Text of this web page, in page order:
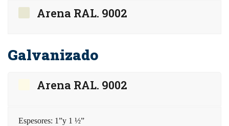
Arena RAL. 9002
Galvanizado
Arena RAL. 9002
Espesores: 1”y 1 ½”